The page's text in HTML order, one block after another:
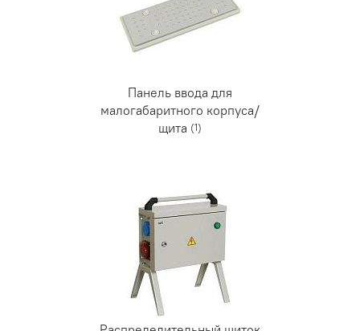
Панель ввода для
малогабаритного корпуса/
щита (1)